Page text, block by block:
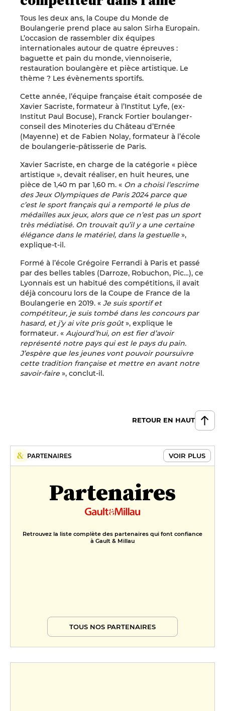
Tous les deux ans, la Coupe du Monde de
Boulangerie prend place au salon Sirha Europain.
L’occasion de rassembler dix équipes
internationales autour de quatre épreuves :
baguette et pain du monde, viennoiserie,
restauration boulangère et pièce artistique. Le
thème ? Les évènements sportifs.
Cette année, l’équipe française était composée de
Xavier Sacriste, formateur à l’Institut Lyfe, (ex-
Institut Paul Bocuse), Franck Fortier boulanger-
conseil des Minoteries du Château d’Ernée
(Mayenne) et de Fabien Nolay, formateur à l’école
de boulangerie-pâtisserie de Paris.
Xavier Sacriste, en charge de la catégorie « pièce
artistique », devait réaliser, en huit heures, une
pièce de 1,40 m par 1,60 m. « On a choisi l’escrime
des Jeux Olympiques de Paris 2024 parce que
c’est le sport français qui a remporté le plus de
médailles aux jeux, alors que ce n’est pas un sport
très médiatisé. On trouvait qu’il y a une certaine
élégance dans le matériel, dans la gestuelle »,
explique-t-il.
Formé à l’école Grégoire Ferrandi à Paris et passé
par des belles tables (Darroze, Robuchon, Pic…), ce
Lyonnais est un habitué des compétitions, il avait
déjà concouru lors de la Coupe de France de la
Boulangerie en 2019. « Je suis sportif et
compétiteur, je suis tombé dans les concours par
hasard, et j’y ai vite pris goût», explique le
formateur. « Aujourd’hui, on est fier d’avoir
représenté notre pays qui est le pays du pain.
J’espère que les jeunes vont pouvoir poursuivre
cette tradition française et mettre en avant notre
savoir-faire », conclut-il.
RETOUR EN HAUT
PARTENAIRES VOIR PLUS
Partenaires
Retrouvez la liste complète des partenaires qui font confiance
à Gault & Millau
TOUS NOS PARTENAIRES